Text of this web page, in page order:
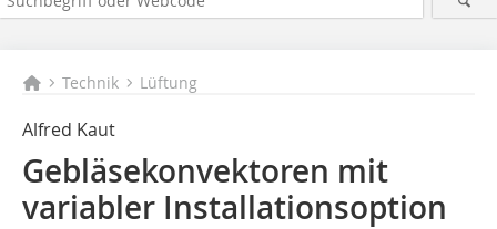
Technik Lüftung
Alfred Kaut
Gebläsekonvektoren mit
variabler Installationsoption